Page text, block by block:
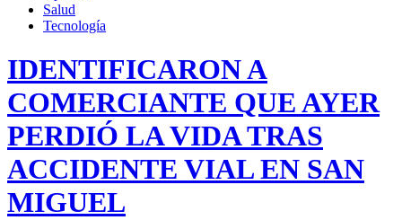
Salud
Tecnología
IDENTIFICARON A
COMERCIANTE QUE AYER
PERDIÓ LA VIDA TRAS
ACCIDENTE VIAL EN SAN
MIGUEL